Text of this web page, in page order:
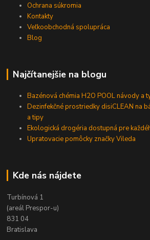
Ochrana súkromia
Kontakty
Veľkoobchodná spolupráca
Blog
Najčítanejšie na blogu
Bazénová chémia H2O POOL návody a
Dezinfekčné prostriedky disiCLEAN na
a tipy
Ekologická drogéria dostupná pre
Upratovacie pomôcky značky Vileda
Kde nás nájdete
Turbínová 1
(areál Prespor-u)
831 04
Bratislava